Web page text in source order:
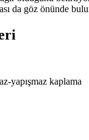
da göz önünde
yapışmaz kaplama